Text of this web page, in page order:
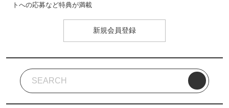
トへの応募など特典が満載
新規会員登録